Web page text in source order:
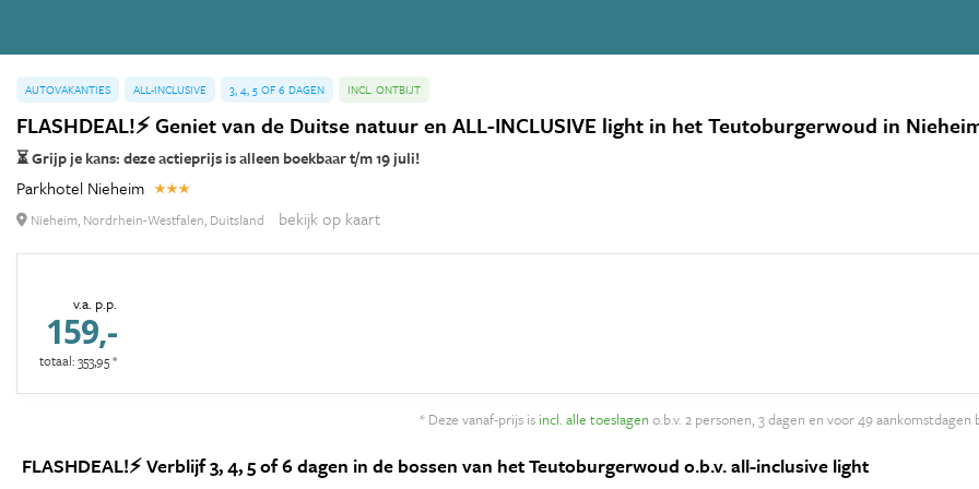
AUTOVAKANTIES ALL-INCLUSIVE 3, 4, 5 OF 6 DAGEN INCL. ONTBIJT
FLASHDEAL!⚡ Geniet van de Duitse natuur en ALL-INCLUSIVE light in het Teutoburgerwoud in
⏳ Grijp je kans: deze actieprijs is alleen boekbaar t/m 19 juli!
Parkhotel Nieheim
Nieheim, Nordrhein-Westfalen, Duitsland bekijk op kaart
v.a. p.p.
159,-
totaal: 353,95 *
* Deze vanaf-prijs is incl. alle toeslagen o.b.v. 2 personen, 3 dagen en voor 49 aankomstdagen
FLASHDEAL!⚡ Verblijf 3, 4, 5 of 6 dagen in de bossen van het Teutoburgerwoud o.b.v. all-inclusive light